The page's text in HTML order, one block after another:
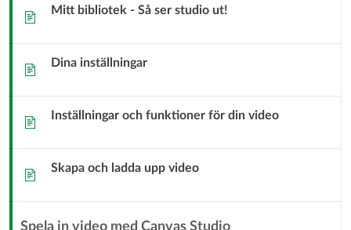
med
video
Canvas
Canvas
skapa
Studio
Sida Mitt bibliotek - Så ser studio ut!
Sida Dina inställningar
Sida Inställningar och funktioner för din video
Sida Skapa och ladda upp video
Spela in video med Canvas Studio